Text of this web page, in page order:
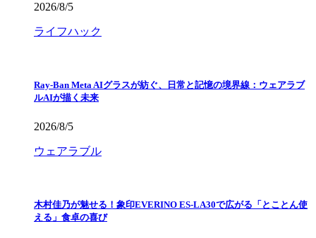
2026/8/5
ライフハック
Ray-Ban Meta AIグラスが紡ぐ、日常と記憶の境界線：ウェアラブ
ルAIが描く未来
2026/8/5
ウェアラブル
木村佳乃が魅せる！象印EVERINO ES-LA30で広がる「とことん使
える」食卓の喜び